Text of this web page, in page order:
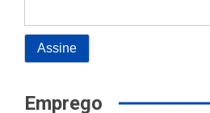
Emprego